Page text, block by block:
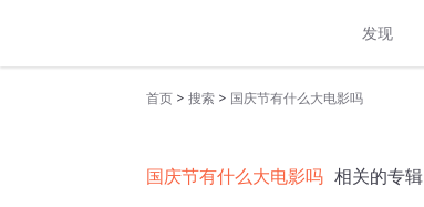
发现
首页 > 搜索 > 国庆节有什么大电影吗
国庆节有什么大电影吗 相关的专辑